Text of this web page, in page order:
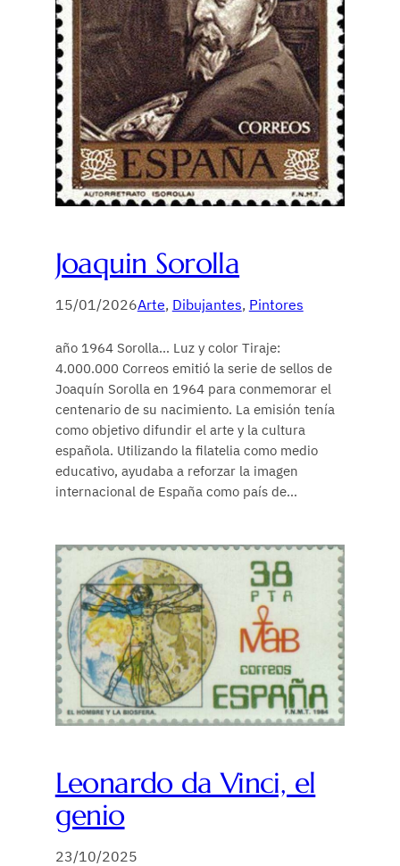
Joaquin Sorolla
15/01/2026Arte, Dibujantes, Pintores
año 1964 Sorolla… Luz y color Tiraje:
4.000.000 Correos emitió la serie de sellos de
Joaquín Sorolla en 1964 para conmemorar el
centenario de su nacimiento. La emisión tenía
como objetivo difundir el arte y la cultura
española. Utilizando la filatelia como medio
educativo, ayudaba a reforzar la imagen
internacional de España como país de…
Leonardo da Vinci, el
genio
23/10/2025